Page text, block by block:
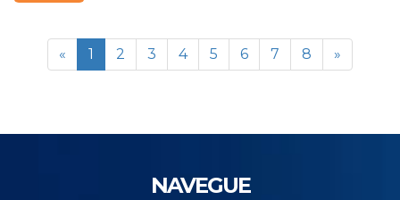
« 1 2 3 4 5 6 7 8 »
NAVEGUE